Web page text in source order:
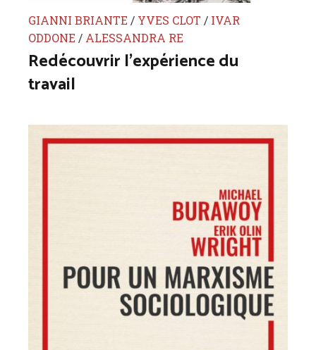
GIANNI BRIANTE / YVES CLOT / IVAR
ODDONE / ALESSANDRA RE
Redécouvrir l’expérience du
travail